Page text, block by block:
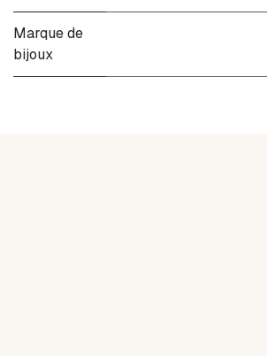
Marque de
bijoux